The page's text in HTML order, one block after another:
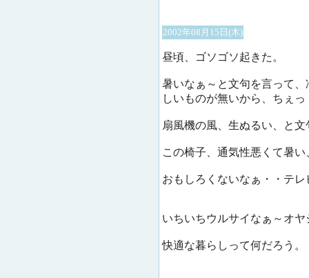
2002年08月15日(木)
昼頃、ゴソゴソ起きた。
暑いなぁ～と文句を言って
しいものが無いから、ちぇ
扇風機の風、生ぬるい、と文
この椅子、通気性悪くて暑い
おもしろくないなぁ・・テ
いちいちウルサイなぁ～オ
快適な暮らしって何だろう。